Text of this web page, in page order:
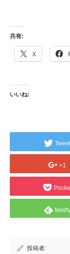
共有:
X
いいね:
+1
投稿者: